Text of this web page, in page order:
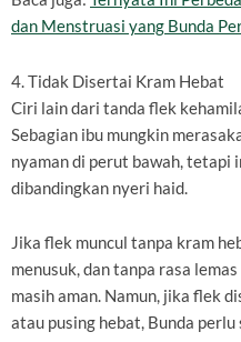
dan Menstruasi yang Bunda
4. Tidak Disertai Kram Hebat
Ciri lain dari tanda flek
Sebagian ibu mungkin
nyaman di perut bawah, tetapi
dibandingkan nyeri haid.
Jika flek muncul tanpa kram
menusuk, dan tanpa rasa
masih aman. Namun, jika flek
atau pusing hebat, Bunda